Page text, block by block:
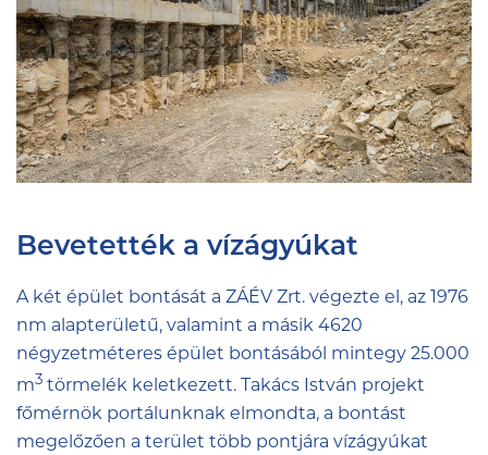
Bevetették a vízágyúkat
A két épület bontását a ZÁÉV Zrt. végezte el, az 1976
nm alapterületű, valamint a másik 4620
négyzetméteres épület bontásából mintegy 25.000
m3 törmelék keletkezett. Takács István projekt
főmérnök portálunknak elmondta, a bontást
megelőzően a terület több pontjára vízágyúkat